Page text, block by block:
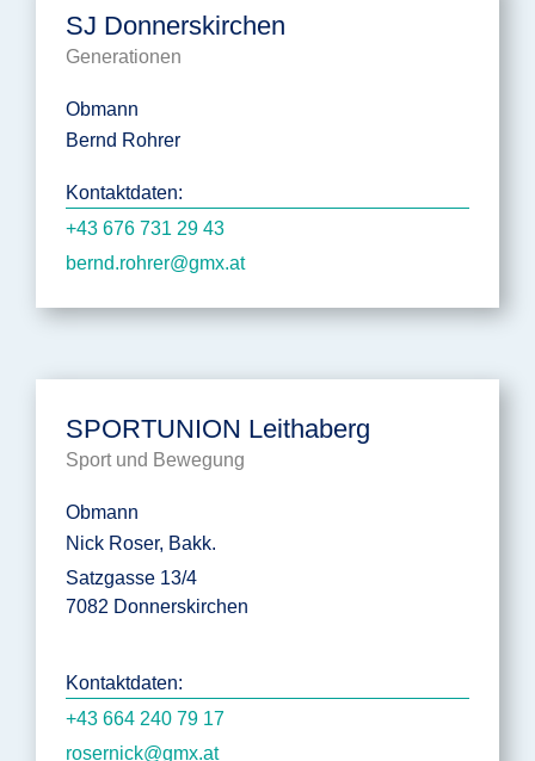
SJ Donnerskirchen
Generationen
Obmann
Bernd Rohrer
Kontaktdaten:
+43 676 731 29 43
bernd.rohrer@gmx.at
SPORTUNION Leithaberg
Sport und Bewegung
Obmann
Nick Roser, Bakk.
Satzgasse 13/4
7082 Donnerskirchen
Kontaktdaten:
+43 664 240 79 17
rosernick@gmx.at